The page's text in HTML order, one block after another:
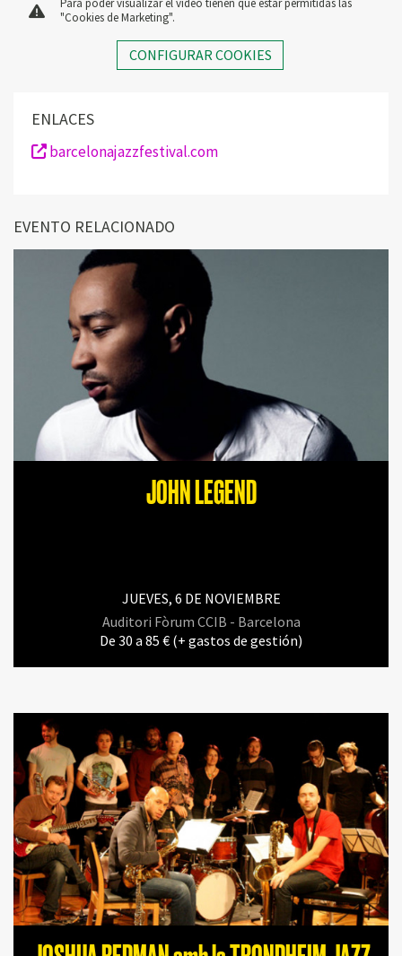
"Cookies de Marketing".
CONFIGURAR COOKIES
ENLACES
barcelonajazzfestival.com
EVENTO RELACIONADO
JOHN LEGEND
JUEVES, 6 DE NOVIEMBRE
Auditori Fòrum CCIB - Barcelona
De 30 a 85 € (+ gastos de gestión)